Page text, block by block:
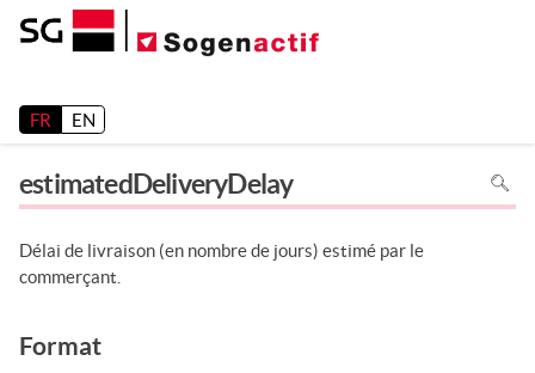
FR EN
estimatedDeliveryDelay
Pour
la
Délai de livraison (en nombre de jours) estimé par le
commerçant.
Format